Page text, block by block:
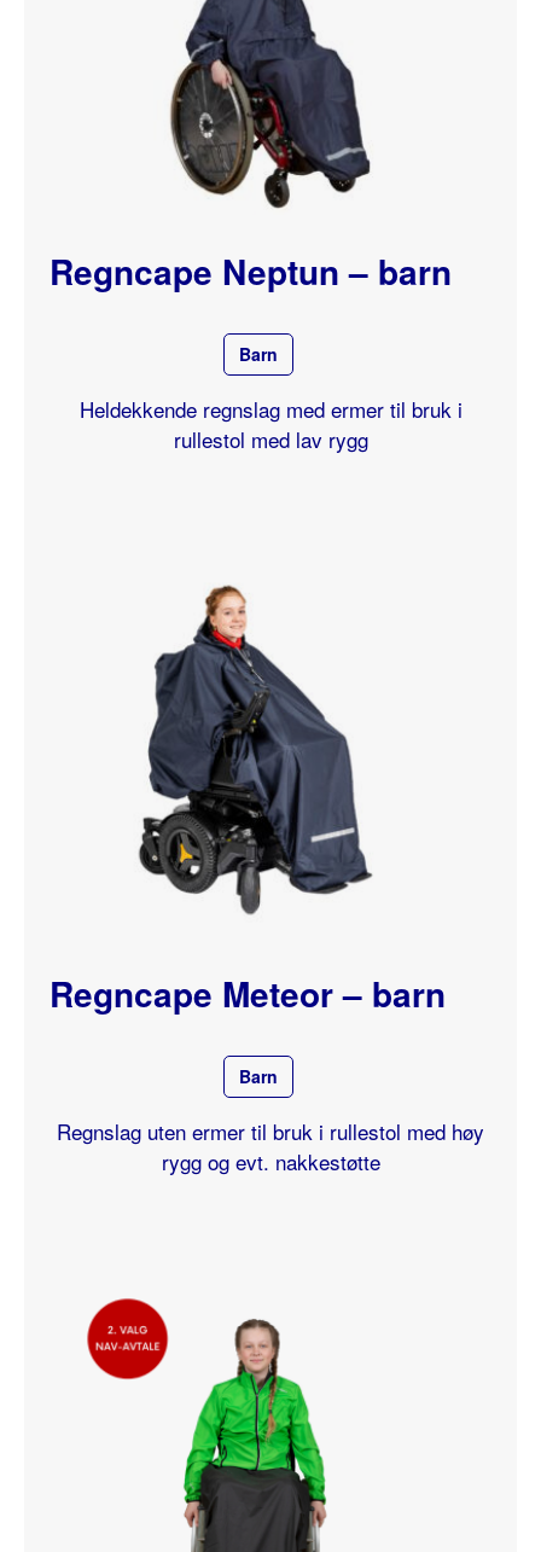
Regncape Neptun – barn
Barn
Heldekkende regnslag med ermer til bruk i
rullestol med lav rygg
Regncape Meteor – barn
Barn
Regnslag uten ermer til bruk i rullestol med høy
rygg og evt. nakkestøtte